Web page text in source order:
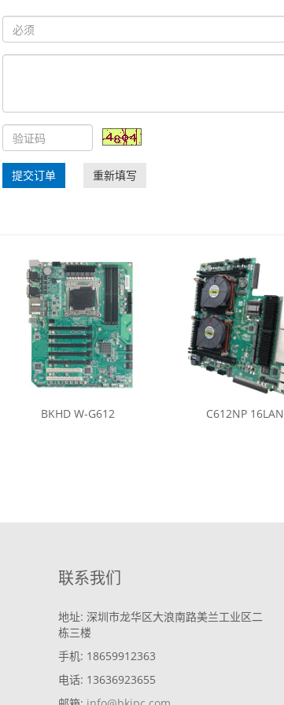
提交订单 重新填写
BKHD W-G612 C612NP 16LAN
联系我们
地址: 深圳市龙华区大浪南路美兰工业区二
栋三楼
手机: 18659912363
电话: 13636923655